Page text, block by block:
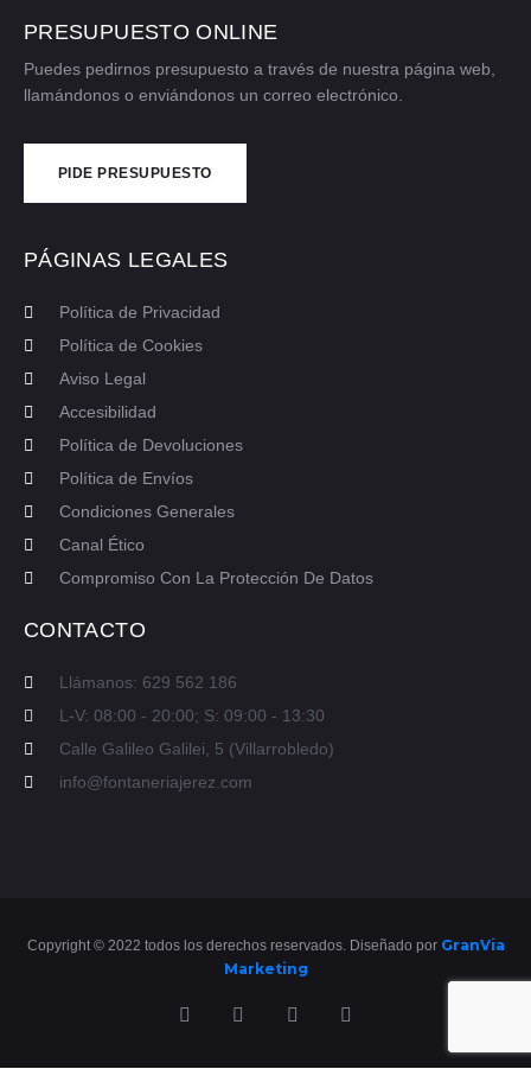
PRESUPUESTO ONLINE
Puedes pedirnos presupuesto a través de nuestra página web,
llamándonos o enviándonos un correo electrónico.
PIDE PRESUPUESTO
PÁGINAS LEGALES
Política de Privacidad
Política de Cookies
Aviso Legal
Accesibilidad
Política de Devoluciones
Política de Envíos
Condiciones Generales
Canal Ético
Compromiso Con La Protección De Datos
CONTACTO
Llámanos: 629 562 186
L-V: 08:00 - 20:00; S: 09:00 - 13:30
Calle Galileo Galilei, 5 (Villarrobledo)
info@fontaneriajerez.com
Copyright © 2022 todos los derechos reservados. Diseñado por GranVia
Marketing